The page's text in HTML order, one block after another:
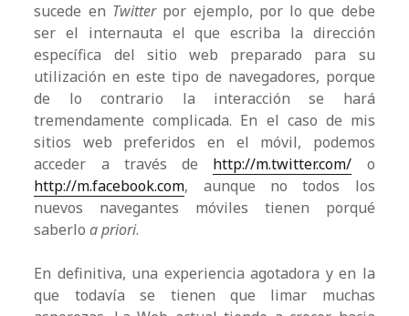
sucede en Twitterpor ejemplo, por lo que debe
ser el internauta el que escriba la dirección
específica del sitio web preparado para su
utilización en este tipo de navegadores, porque
de lo contrario la interacción se hará
tremendamente complicada. En el caso de mis
sitios web preferidos en el móvil, podemos
acceder a través de http://m.twitter.com/ o
http://m.facebook.com, aunque no todos los
nuevos navegantes móviles tienen porqué
saberloa priori.
En definitiva, una experiencia agotadora y en la
que todavía se tienen que limar muchas